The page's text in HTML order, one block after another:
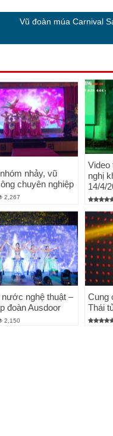
Vũ đoàn múa Carnival
nhảy, vũ
chuyên nghiệp
2,267
Video
nghị
14/4/
nước nghệ thuật –
đoàn Ausdoor
2,150
Cung
Thái